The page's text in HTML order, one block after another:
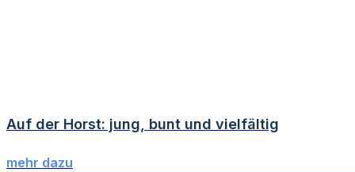
Auf der Horst: jung, bunt und vielfältig
mehr dazu